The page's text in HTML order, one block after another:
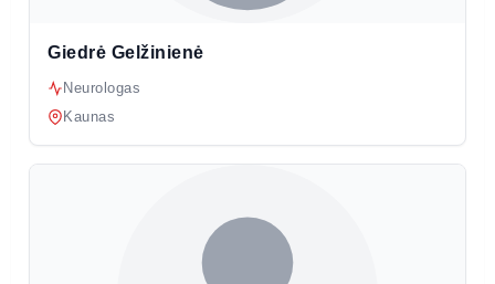
Giedrė Gelžinienė
Neurologas
Kaunas